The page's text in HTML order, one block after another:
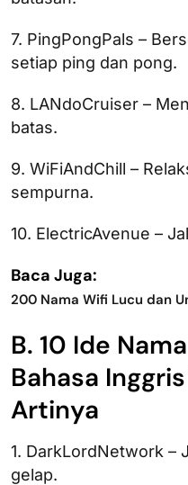
7. PingPongPals –
setiap ping dan pong.
8. LANdoCruiser –
batas.
9. WiFiAndChill –
sempurna.
10. ElectricAvenue –
Baca Juga:
200 Nama Wifi Lucu dan
B. 10 Ide
Bahasa
Artinya
1. DarkLordNetwork –
gelap.